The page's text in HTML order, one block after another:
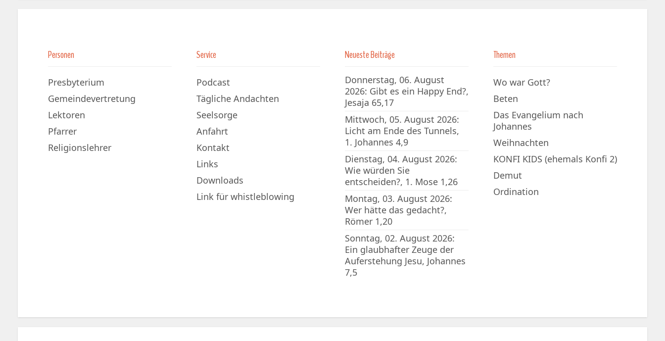
Personen
Presbyterium
Gemeindevertretung
Lektoren
Pfarrer
Religionslehrer
Service
Podcast
Tägliche Andachten
Seelsorge
Anfahrt
Kontakt
Links
Downloads
Link für whistleblowing
Neueste Beiträge
Donnerstag, 06. August
2026: Gibt es ein Happy End?,
Jesaja 65,17
Mittwoch, 05. August 2026:
Licht am Ende des Tunnels,
1. Johannes 4,9
Dienstag, 04. August 2026:
Wie würden Sie
entscheiden?, 1. Mose 1,26
Montag, 03. August 2026:
Wer hätte das gedacht?,
Römer 1,20
Sonntag, 02. August 2026:
Ein glaubhafter Zeuge der
Auferstehung Jesu, Johannes
7,5
Themen
Wo war Gott?
Beten
Das Evangelium nach
Johannes
Weihnachten
KONFI KIDS (ehemals Konfi 2)
Demut
Ordination